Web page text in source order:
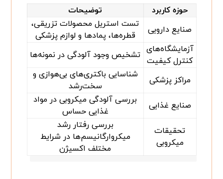
حوزه کاربرد
توضیحات
صنایع دارویی
تست استریل محصولات تزریقی،
قطره‌ها، پمادها و لوازم پزشکی
آزمایشگاه‌های
کنترل کیفیت
تشخیص وجود آلودگی در نمونه‌ها
مراکز پزشکی
شناسایی باکتری‌های بی‌هوازی و
سخت‌رشد
صنایع غذایی
بررسی آلودگی میکروبی در مواد
غذایی حساس
تحقیقات
میکروبی
بررسی رفتار رشد
میکروارگانیسم‌ها در شرایط
مختلف اکسیژن